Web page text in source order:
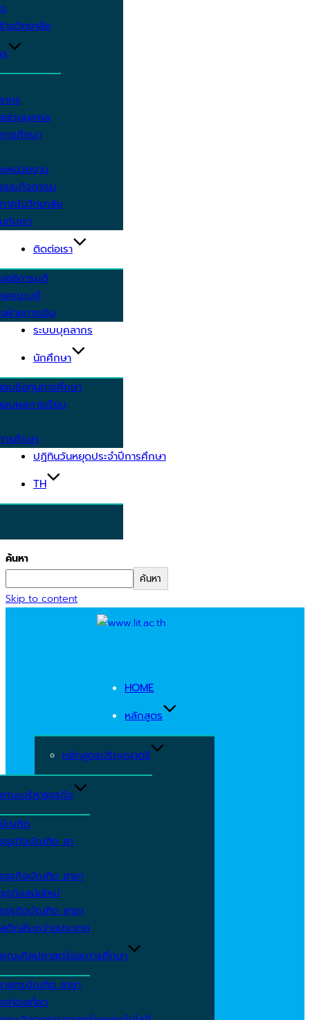
างวิทยาลัย
กร
ส่วนบุคคล
ารศึกษา
หน่วยงาน
และกิจกรรม
าศในวิทยาลัย
กับเรา
ติดต่อเรา
อธิการบดี
คณะบดี
ฝ่ายการเงิน
ระบบบุคลากร
นักศึกษา
บชิงทุนการศึกษา
บผลการเรียน
รศึกษา
ปฏิทินวันหยุดประจำปีการศึกษา
TH
ค้นหา
ค้นหา
Skip to content
HOME
หลักสูตร
หลักสูตรปริญญาตรี
คณะบริหารธุรกิจ
ณฑิต
ธุรกิจบัณฑิต สา
ธุรกิจบัณฑิต สาขา
รกิจสมัยใหม่
ธุรกิจบัณฑิต สาขา
ติกส์ระหว่างประเทศ
คณะศิลปศาสตร์และการศึกษา
สตรบัณฑิต สาขา
ท่องเที่ยว